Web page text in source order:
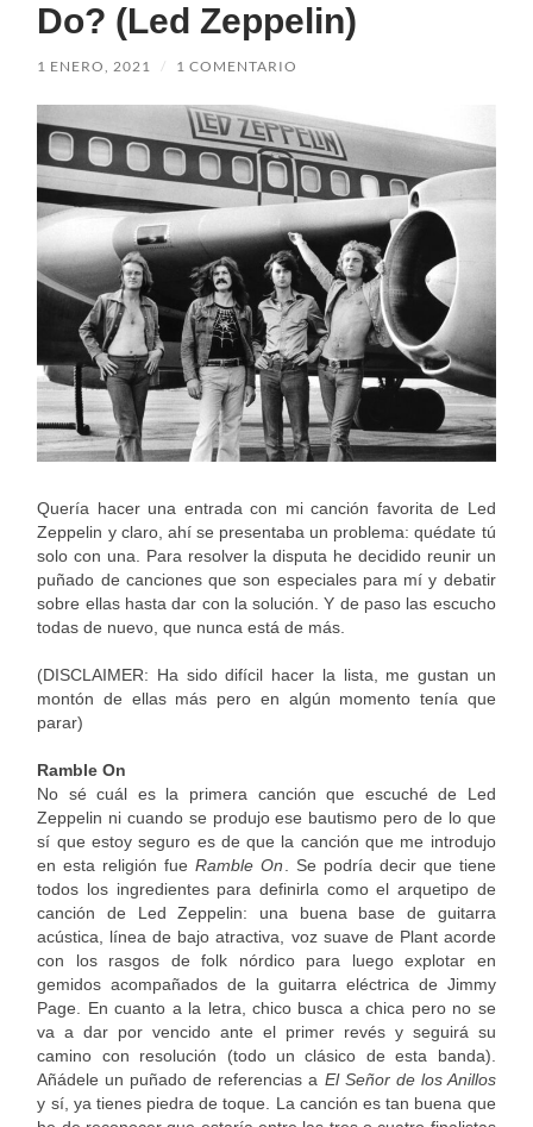
Do? (Led Zeppelin)
1 ENERO, 2021 / 1 COMENTARIO
Quería hacer una entrada con mi canción favorita de Led
Zeppelin y claro, ahí se presentaba un problema: quédate tú
solo con una. Para resolver la disputa he decidido reunir un
puñado de canciones que son especiales para mí y debatir
sobre ellas hasta dar con la solución. Y de paso las escucho
todas de nuevo, que nunca está de más.
(DISCLAIMER: Ha sido difícil hacer la lista, me gustan un
montón de ellas más pero en algún momento tenía que
parar)
Ramble On
No sé cuál es la primera canción que escuché de Led
Zeppelin ni cuando se produjo ese bautismo pero de lo que
sí que estoy seguro es de que la canción que me introdujo
en esta religión fueRamble On . Se podría decir que tiene
todos los ingredientes para definirla como el arquetipo de
canción de Led Zeppelin: una buena base de guitarra
acústica, línea de bajo atractiva, voz suave de Plant acorde
con los rasgos de folk nórdico para luego explotar en
gemidos acompañados de la guitarra eléctrica de Jimmy
Page. En cuanto a la letra, chico busca a chica pero no se
va a dar por vencido ante el primer revés y seguirá su
camino con resolución (todo un clásico de esta banda).
Añádele un puñado de referencias a El Señor de los Anillos
y sí, ya tienes piedra de toque. La canción es tan buena que